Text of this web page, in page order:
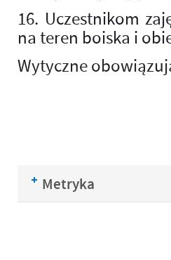
16. Uczestnikom
na teren boiska i
Wytyczne
Metryka